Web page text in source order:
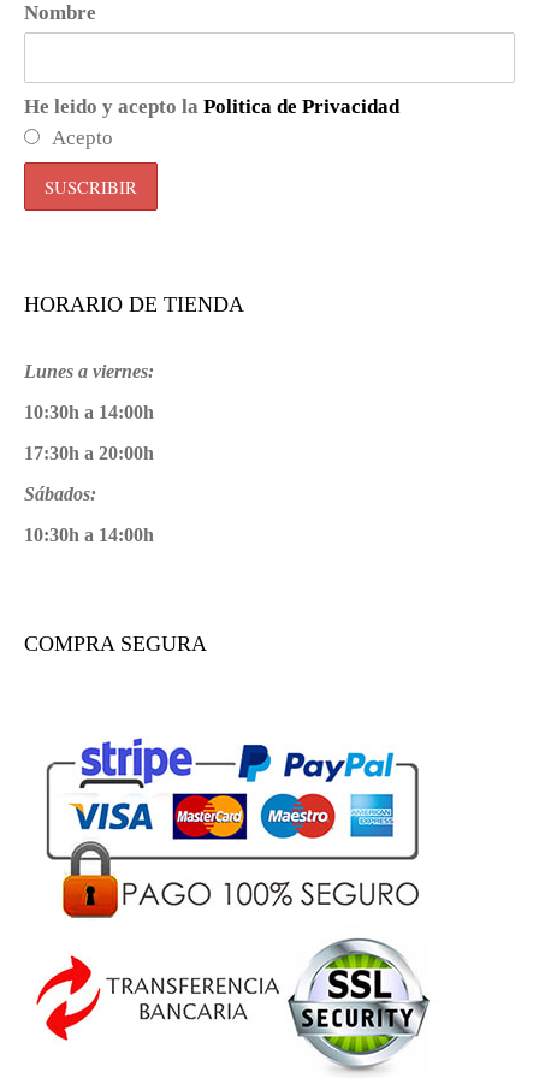
Nombre
He leido y acepto la Politica de Privacidad
Acepto
HORARIO DE TIENDA
Lunes a viernes:
10:30h a 14:00h
17:30h a 20:00h
Sábados:
10:30h a 14:00h
COMPRA SEGURA